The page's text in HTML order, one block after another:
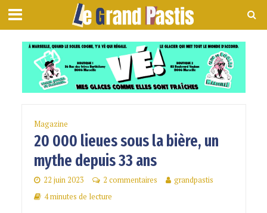
Magazine
20 000 lieues sous la bière, un
mythe depuis 33 ans
22 juin 2023 2 commentaires
grandpastis
4 minutes de lecture